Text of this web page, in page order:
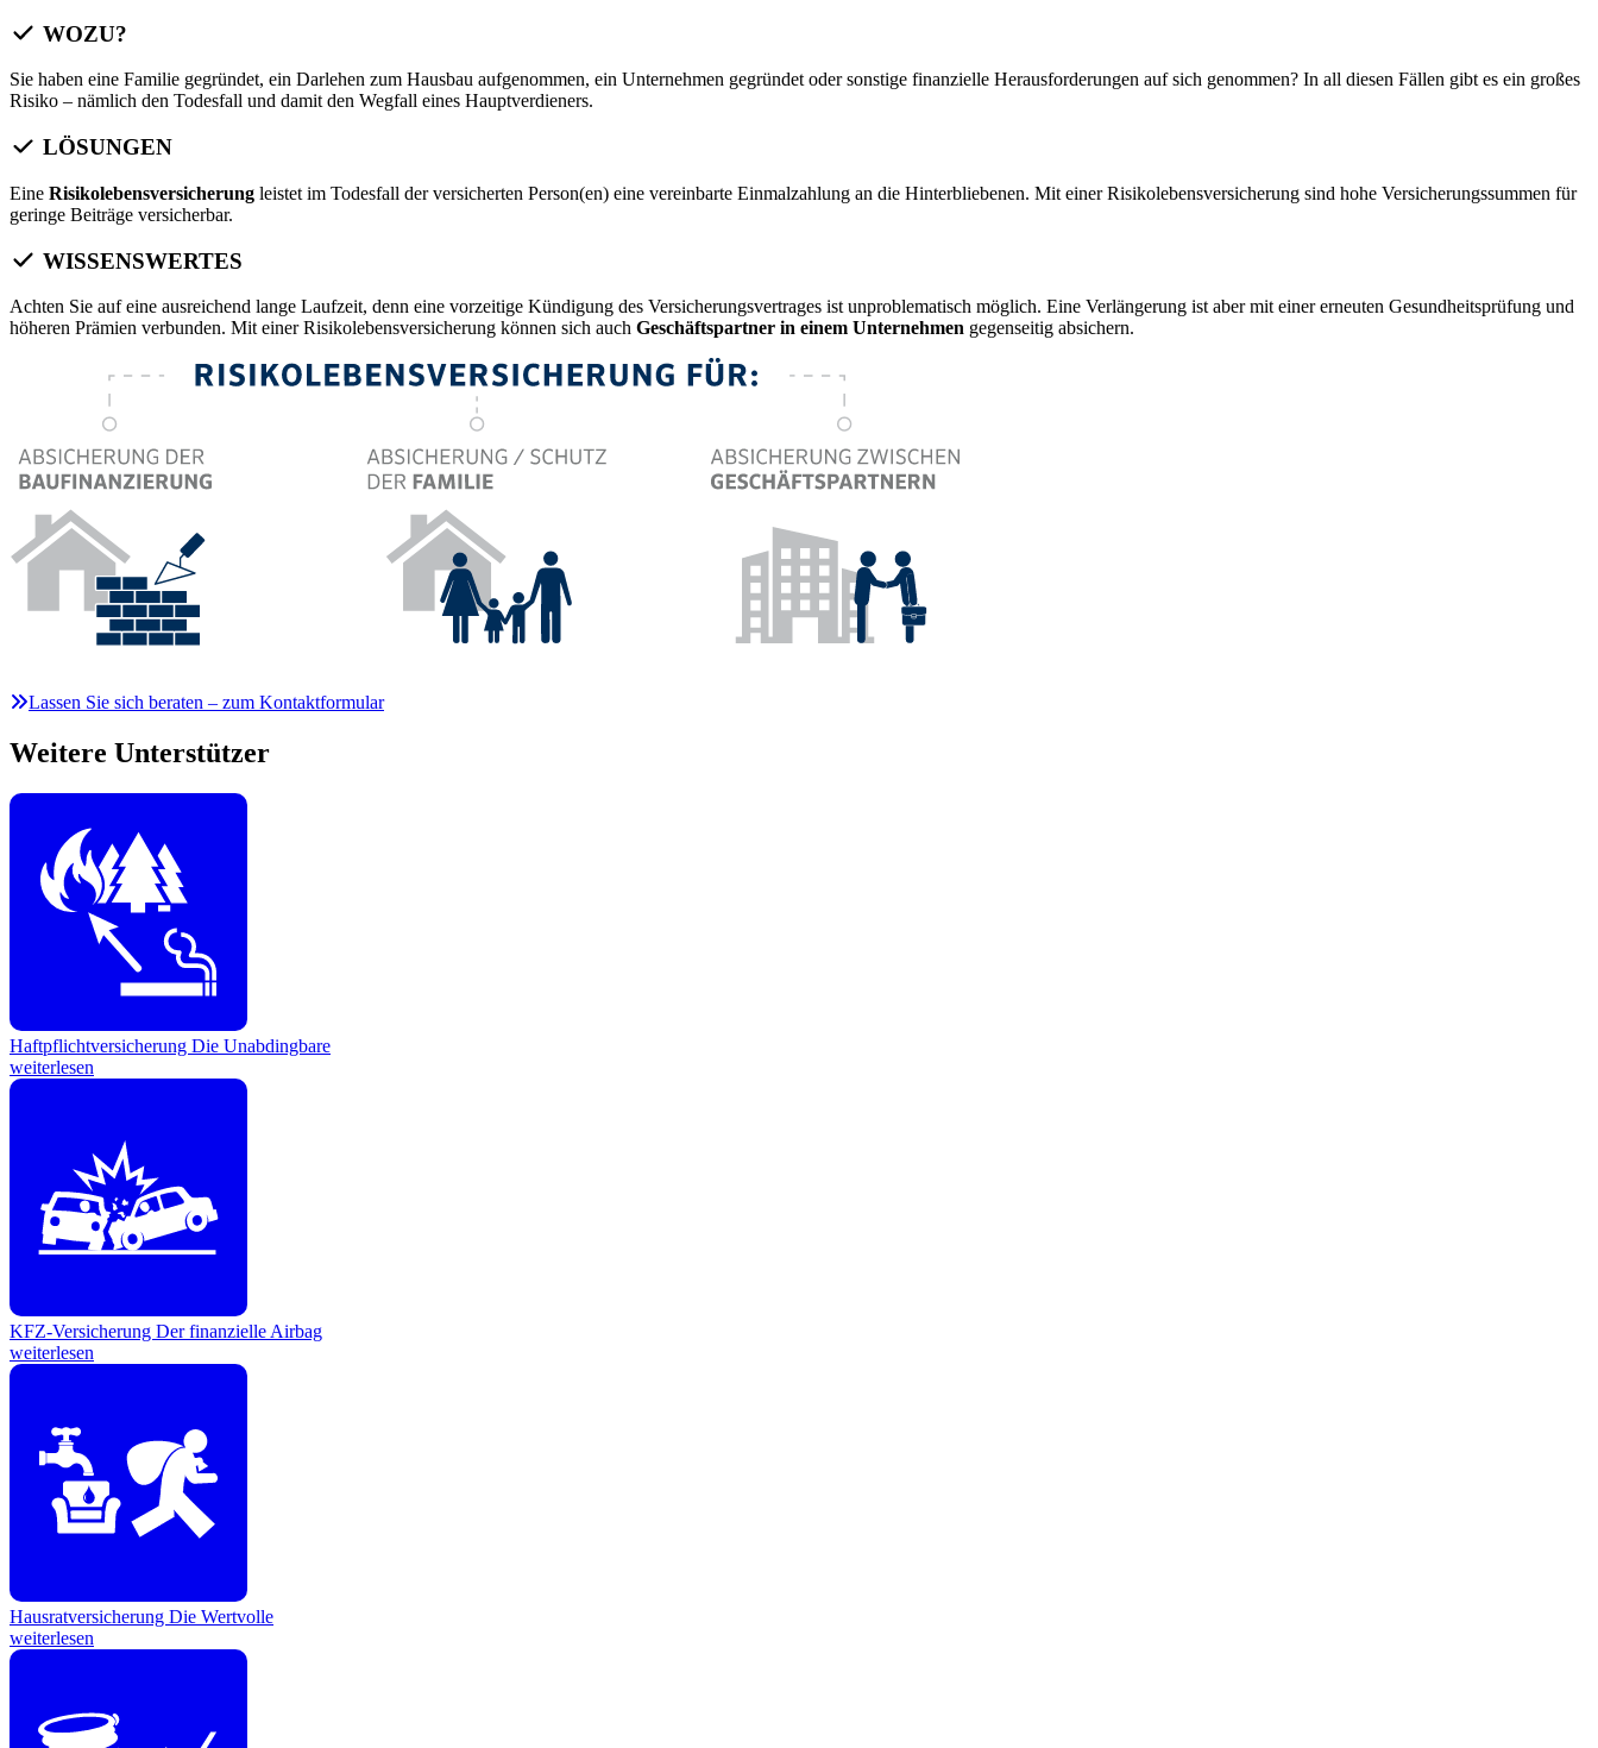
WOZU?
Sie haben eine Familie gegründet, ein Darlehen zum Hausbau aufgenommen, ein Unternehmen gegründet oder sonstige finanzielle Herausforderungen auf sich genommen? In all diesen Fällen gibt es ein großes
Risiko – nämlich den Todesfall und damit den Wegfall eines Hauptverdieners.
LÖSUNGEN
Eine Risikolebensversicherung leistet im Todesfall der versicherten Person(en) eine vereinbarte Einmalzahlung an die Hinterbliebenen. Mit einer Risikolebensversicherung sind hohe Versicherungssummen für
geringe Beiträge versicherbar.
WISSENSWERTES
Achten Sie auf eine ausreichend lange Laufzeit, denn eine vorzeitige Kündigung des Versicherungsvertrages ist unproblematisch möglich. Eine Verlängerung ist aber mit einer erneuten Gesundheitsprüfung und
höheren Prämien verbunden. Mit einer Risikolebensversicherung können sich auch Geschäftspartner in einem Unternehmen gegenseitig absichern.
Lassen Sie sich beraten – zum Kontaktformular
Weitere Unterstützer
Haftpflichtversicherung Die Unabdingbare
weiterlesen
KFZ-Versicherung Der finanzielle Airbag
weiterlesen
Hausratversicherung Die Wertvolle
weiterlesen